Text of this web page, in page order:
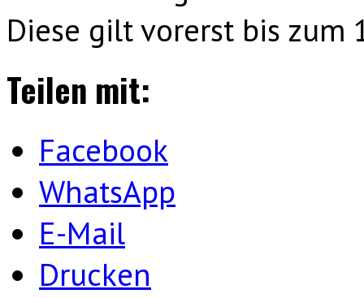
Diese gilt vorerst bis zum
Teilen mit:
Facebook
WhatsApp
E-Mail
Drucken